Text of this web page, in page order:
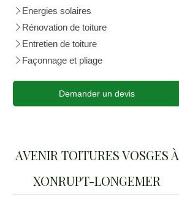
Energies solaires
Rénovation de toiture
Entretien de toiture
Façonnage et pliage
Demander un devis
AVENIR TOITURES VOSGES À
XONRUPT-LONGEMER